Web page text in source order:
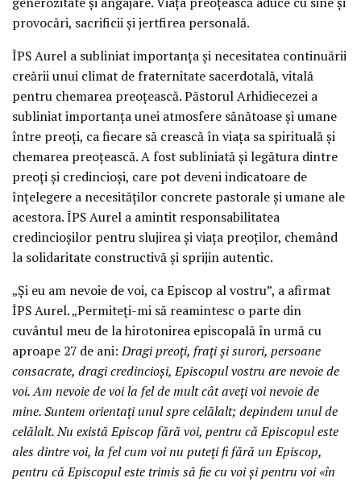
provocări, sacrificii și jertfirea personală.
ÎPS Aurel a subliniat importanța și necesitatea continuării
creării unui climat de fraternitate sacerdotală, vitală
pentru chemarea preoțească. Păstorul Arhidiecezei a
subliniat importanța unei atmosfere sănătoase și umane
între preoți, ca fiecare să crească în viața sa spirituală și
chemarea preoțească. A fost subliniată și legătura dintre
preoți și credincioși, care pot deveni indicatoare de
înțelegere a necesităților concrete pastorale și umane ale
acestora. ÎPS Aurel a amintit responsabilitatea
credincioșilor pentru slujirea și viața preoților, chemând
la solidaritate constructivă și sprijin autentic.
„Și eu am nevoie de voi, ca Episcop al vostru”, a afirmat
ÎPS Aurel. „Permiteți-mi să reamintesc o parte din
cuvântul meu de la hirotonirea episcopală în urmă cu
aproape 27 de ani:Dragi preoți, frați și surori, persoane
consacrate, dragi credincioși, Episcopul vostru are nevoie de
voi. Am nevoie de voi la fel de mult cât aveți voi nevoie de
mine. Suntem orientați unul spre celălalt; depindem unul de
celălalt. Nu există Episcop fără voi, pentru că Episcopul este
ales dintre voi, la fel cum voi nu puteți fi fără un Episcop,
pentru că Episcopul este trimis să fie cu voi și pentru voi «în